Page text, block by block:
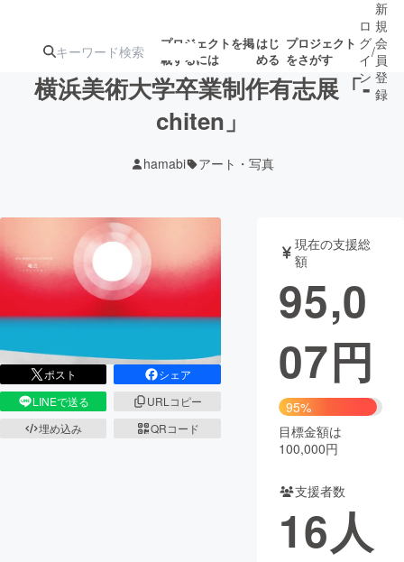
プロジェクトを掲
載するには
はじ
める
プロジェクト
をさがす
ジェクト
募集終了が近いプ
ロジェクト
アート・写真 音楽
テクノロジー・ガジェット ゲーム・
書籍・雑誌
ビジネス・起業 チャレンジ
まちづくり・地域活性化
CAMPFIRE Creation
コミュニティ
ロ
グ
イ
ン
/
新
規
会
員
登
録
横浜美術大学卒業制作有志展「-
chiten」
hamabi アート・写真
ポスト
シェア
LINEで送る
URLコピー
埋め込み
QRコード
現在の支援総
額
95,0
07円
95%
目標金額は
100,000円
支援者数
16人